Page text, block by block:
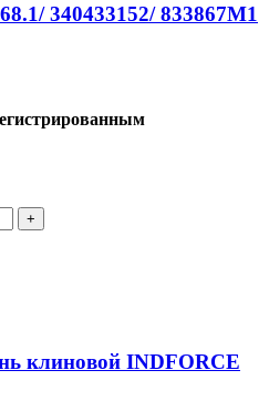
340433152/ 833867M1
клиновой INDFORCE